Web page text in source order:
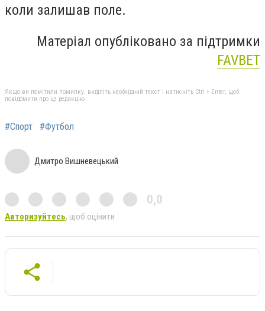
коли залишав поле.
Матеріал опубліковано за підтримки
FAVBET
Якщо ви помітили помилку, виділіть необхідний текст і натисніть Ctrl + Enter, щоб
повідомити про це редакцію
#Спорт #Футбол
Дмитро Вишневецький
0,0
Авторизуйтесь, щоб оцінити